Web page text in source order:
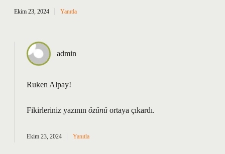
Ekim 23, 2024 Yanıtla
admin
Ruken Alpay!
Fikirleriniz yazının özünü ortaya çıkardı.
Ekim 23, 2024 Yanıtla